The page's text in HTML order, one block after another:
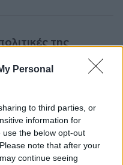
Personal
to third parties, or
information for
the below opt-out
note that after your
continue seeing
της
την 13η σύνταξη. Η
ήταν ότι
εισαγωγή σε κάποιες
το κατάργησε η